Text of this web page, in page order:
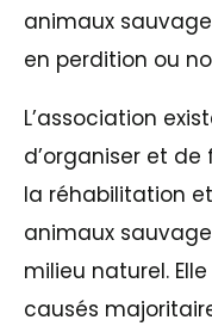
animaux
en perdition ou
L’association
d’organiser et de
la réhabilitation
animaux
milieu naturel.
causés